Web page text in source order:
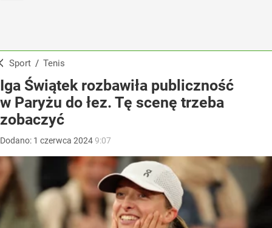
Sport / Tenis
Iga Świątek rozbawiła publiczność
w Paryżu do łez. Tę scenę trzeba
zobaczyć
Dodano: 1 czerwca 20249:07